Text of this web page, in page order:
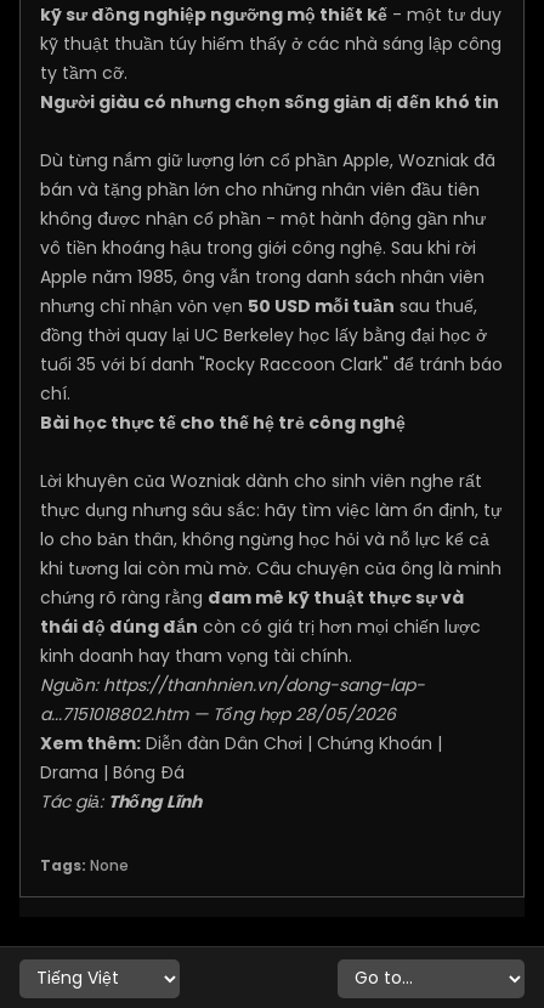
kỹ sư đồng nghiệp ngưỡng mộ thiết kế - một tư duy
kỹ thuật thuần túy hiếm thấy ở các nhà sáng lập công
ty tầm cỡ.
Người giàu có nhưng chọn sống giản dị đến khó tin
Dù từng nắm giữ lượng lớn cổ phần Apple, Wozniak đã
bán và tặng phần lớn cho những nhân viên đầu tiên
không được nhận cổ phần - một hành động gần như
vô tiền khoáng hậu trong giới công nghệ. Sau khi rời
Apple năm 1985, ông vẫn trong danh sách nhân viên
nhưng chỉ nhận vỏn vẹn 50 USD mỗi tuần sau thuế,
đồng thời quay lại UC Berkeley học lấy bằng đại học ở
tuổi 35 với bí danh "Rocky Raccoon Clark" để tránh báo
chí.
Bài học thực tế cho thế hệ trẻ công nghệ
Lời khuyên của Wozniak dành cho sinh viên nghe rất
thực dụng nhưng sâu sắc: hãy tìm việc làm ổn định, tự
lo cho bản thân, không ngừng học hỏi và nỗ lực kể cả
khi tương lai còn mù mờ. Câu chuyện của ông là minh
chứng rõ ràng rằng đam mê kỹ thuật thực sự và
thái độ đúng đắn còn có giá trị hơn mọi chiến lược
kinh doanh hay tham vọng tài chính.
Nguồn: https://thanhnien.vn/dong-sang-lap-
a...7151018802.htm— Tổng hợp 28/05/2026
Xem thêm: Diễn đàn Dân Chơi | Chứng Khoán |
Drama | Bóng Đá
Tác giả: Thống Lĩnh
Tags: None